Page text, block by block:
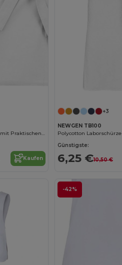
Bistro Kellnerschürze mit Praktischen Taschen
Kaufen
+3
NEWGEN TB100
Polycotton Laborschürze
Günstigste:
6,25 €10,50 €
-42%